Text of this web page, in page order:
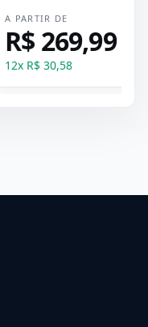
A PARTIR DE
R$ 269,99
12x R$ 30,58